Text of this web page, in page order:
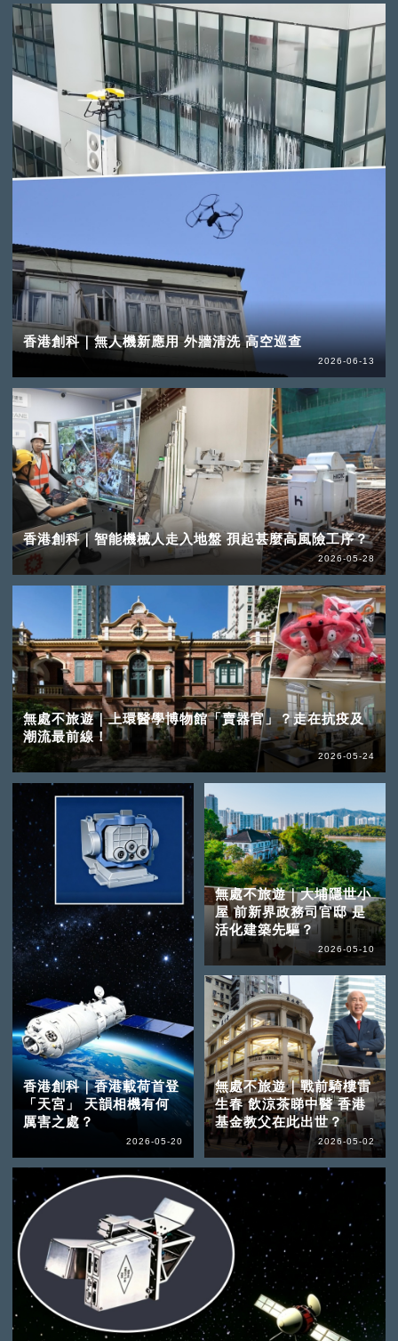
香港創科｜無人機新應用 外牆清洗 高空巡查
2026-06-13
香港創科｜智能機械人走入地盤 孭起甚麼高風險工序？
2026-05-28
無處不旅遊｜上環醫學博物館「賣器官」？走在抗疫及
潮流最前線！
2026-05-24
香港創科｜香港載荷首登
「天宮」 天韻相機有何
厲害之處？
2026-05-20
無處不旅遊｜大埔隱世小
屋 前新界政務司官邸 是
活化建築先驅？
2026-05-10
無處不旅遊｜戰前騎樓雷
生春 飲涼茶睇中醫 香港
基金教父在此出世？
2026-05-02